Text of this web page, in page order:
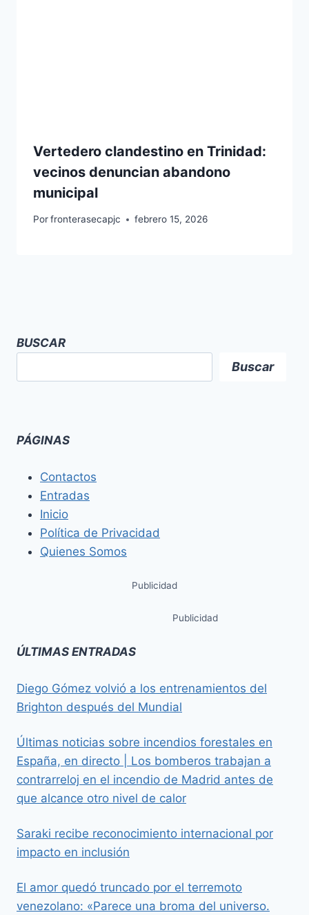
Vertedero clandestino en Trinidad:
vecinos denuncian abandono
municipal
Porfronterasecapjc febrero 15, 2026
BUSCAR
Buscar
PÁGINAS
Contactos
Entradas
Inicio
Política de Privacidad
Quienes Somos
Publicidad
Publicidad
ÚLTIMAS ENTRADAS
Diego Gómez volvió a los entrenamientos del
Brighton después del Mundial
Últimas noticias sobre incendios forestales en
España, en directo | Los bomberos trabajan a
contrarreloj en el incendio de Madrid antes de
que alcance otro nivel de calor
Saraki recibe reconocimiento internacional por
impacto en inclusión
El amor quedó truncado por el terremoto
venezolano: «Parece una broma del universo.